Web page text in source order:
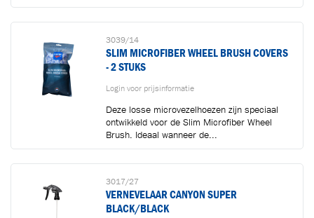
3039/14
SLIM MICROFIBER WHEEL BRUSH COVERS
- 2 STUKS
Login voor prijsinformatie
Deze losse microvezelhoezen zijn speciaal
ontwikkeld voor de Slim Microfiber Wheel
Brush. Ideaal wanneer de...
3017/27
VERNEVELAAR CANYON SUPER
BLACK/BLACK
Toegevoegd aan winkelwagen
VERDER WINKELEN